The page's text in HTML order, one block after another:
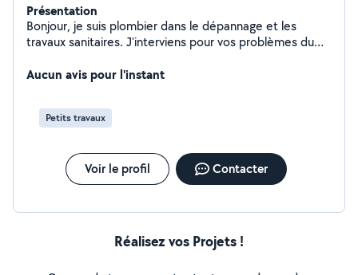
Présentation
Bonjour, je suis plombier dans le dépannage et les
travaux sanitaires. J'interviens pour vos problèmes du
WC * remplacement de chauffe-eau * débouchage *
plomberie et bricolage Sérieux, ponctuel et soigneux, je
mets mon expérience à votre service pour vous
besoins. Secteur : Thyez, Cluses et alentours Devis et
renseignements avec plaisir.
Aucun avis pour l'instant
Petits travaux
Voir le profil Contacter
Réalisez vos Projets !